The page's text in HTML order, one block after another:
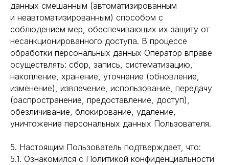
данных смешанным (автоматизированным
и неавтоматизированным) способом с
соблюдением мер, обеспечивающих их защиту от
несанкционированного доступа. В процессе
обработки персональных данных Оператор вправе
осуществлять: сбор, запись, систематизацию,
накопление, хранение, уточнение (обновление,
изменение), извлечение, использование, передачу
(распространение, предоставление, доступ),
обезличивание, блокирование, удаление,
уничтожение персональных данных Пользователя.
5. Настоящим Пользователь подтверждает, что:
5.1. Ознакомился с Политикой конфиденциальности